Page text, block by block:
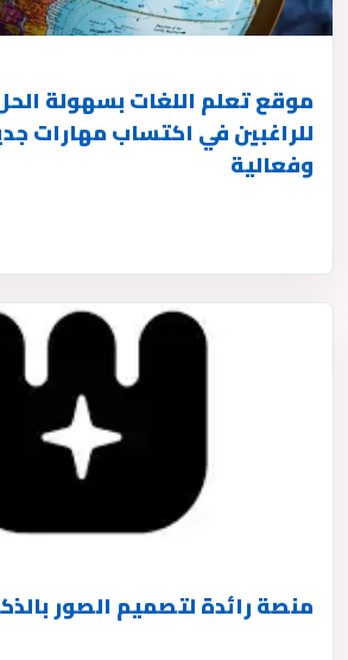
موقع تعلم اللغات بسهولة
للراغبين في اكتساب مهارات
وفعالية
منصة رائدة لتصميم الصور